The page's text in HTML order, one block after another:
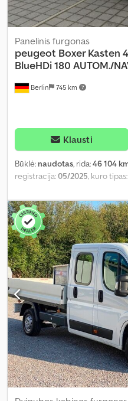
Berlin 745 km
Panelinis furgonas
peugeot Boxer Kasten
BlueHDi 180 AUTOM./
Klausti
Būklė: naudotas, rida:46 104
registracija:05/2025, kuro tipas:
emisijos klasė:nėra, pakaba:
ABS, borto kompiuteris,
stabilumo programa (ESP),
oro kondicionavimas, oro
filtras, trauki kontrolė,